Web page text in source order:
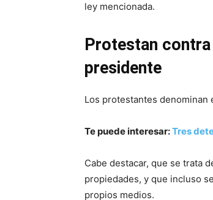
ley mencionada.
Protestan contra
presidente
Los protestantes denominan
Te puede interesar:Tres
Cabe destacar, que se trata
propiedades, y que incluso
propios medios.